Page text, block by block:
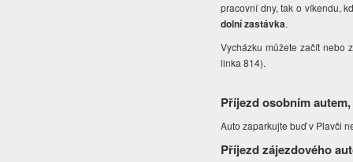
pracovní dny, tak o víkendu,
dolní zastávka.
Vycházku můžete začít nebo
linka 814).
Příjezd osobním
Auto zaparkujte buď v Plavči
Příjezd zájezdového